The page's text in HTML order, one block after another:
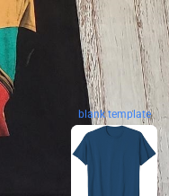
blank template